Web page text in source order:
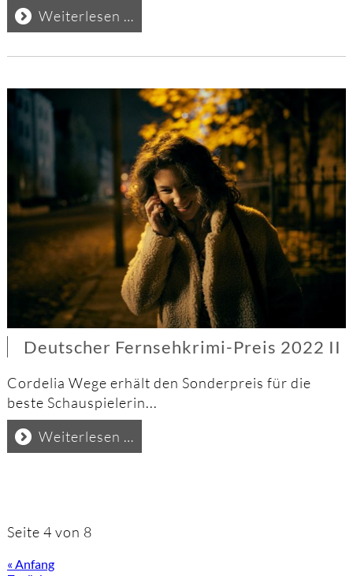
Weiterlesen …
Preis
2022
Deutscher Fernsehkrimi-Preis 2022 II
Cordelia Wege erhält den Sonderpreis für die
beste Schauspielerin...
Weiterlesen …Deutscher
Fernsehkrimi-
Seite 4 von 8
« Anfang